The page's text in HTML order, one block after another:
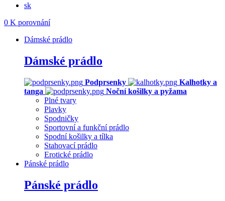
sk
0 K porovnání
Dámské prádlo
Dámské prádlo
Podprsenky
Kalhotky a
tanga
Noční košilky a pyžama
Plné tvary
Plavky
Spodničky
Sportovní a funkční prádlo
Spodní košilky a tílka
Stahovací prádlo
Erotické prádlo
Pánské prádlo
Pánské prádlo